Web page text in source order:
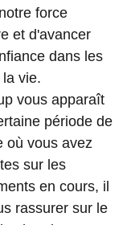
force
et d'avancer
dans les
vie.
vous apparaît
période de
où vous avez
sur les
en cours, il
rassurer sur le